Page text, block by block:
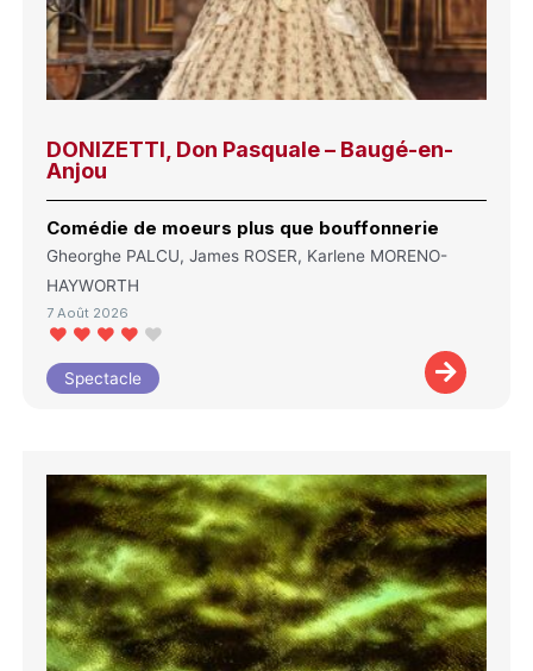
DONIZETTI, Don Pasquale – Baugé-en-
Anjou
Comédie de moeurs plus que bouffonnerie
Gheorghe PALCU, James ROSER, Karlene MORENO-
HAYWORTH
7 Août 2026
Spectacle